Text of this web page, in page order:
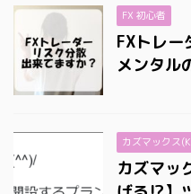
FX 初心者
FXトレー
メンタル
カズマックス
カズマッ